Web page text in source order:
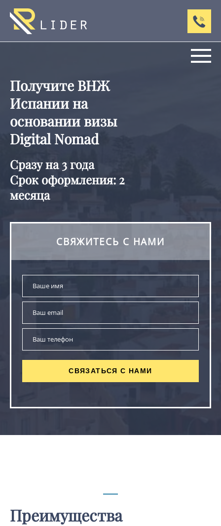
Получите ВНЖ
Испании на
основании визы
Digital Nomad
Сразу на 3 года
Срок оформления: 2
месяца
СВЯЖИТЕСЬ С НАМИ
СВЯЗАТЬСЯ С НАМИ
Преимущества